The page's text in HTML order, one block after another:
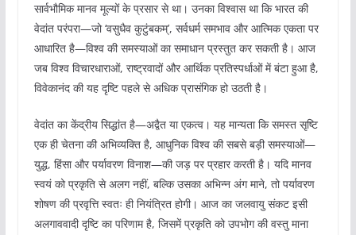
सार्वभौमिक मानव मूल्यों के प्रसार से था। उनका विश्वास था कि भारत की
वेदांत परंपरा—जो ‘वसुधैव कुटुंबकम्’, सर्वधर्म समभाव और आत्मिक एकता पर
आधारित है—विश्व की समस्याओं का समाधान प्रस्तुत कर सकती है। आज
जब विश्व विचारधाराओं, राष्ट्रवादों और आर्थिक प्रतिस्पर्धाओं में बंटा हुआ है,
विवेकानंद की यह दृष्टि पहले से अधिक प्रासंगिक हो उठती है।
वेदांत का केंद्रीय सिद्धांत है—अद्वैत या एकत्व। यह मान्यता कि समस्त सृष्टि
एक ही चेतना की अभिव्यक्ति है, आधुनिक विश्व की सबसे बड़ी समस्याओं—
युद्ध, हिंसा और पर्यावरण विनाश—की जड़ पर प्रहार करती है। यदि मानव
स्वयं को प्रकृति से अलग नहीं, बल्कि उसका अभिन्न अंग माने, तो पर्यावरण
शोषण की प्रवृत्ति स्वतः ही नियंत्रित होगी। आज का जलवायु संकट इसी
अलगाववादी दृष्टि का परिणाम है, जिसमें प्रकृति को उपभोग की वस्तु माना